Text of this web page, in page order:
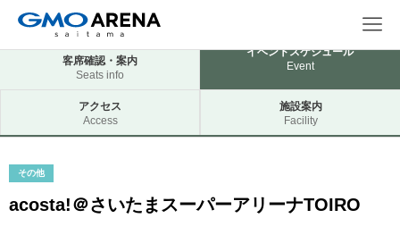
客席確認・案内
Seats info
イベントスケジュール
Event
アクセス
Access
施設案内
Facility
その他
acosta!＠さいたまスーパーアリーナTOIRO